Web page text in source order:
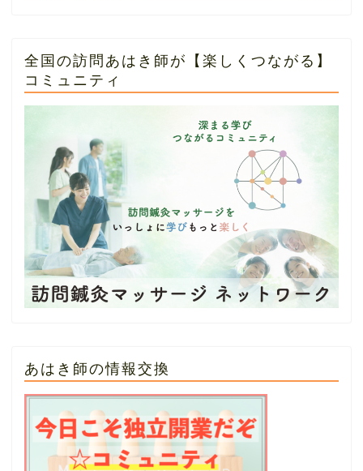
全国の訪問あはき師が【楽しくつながる】
コミュニティ
あはき師の情報交換